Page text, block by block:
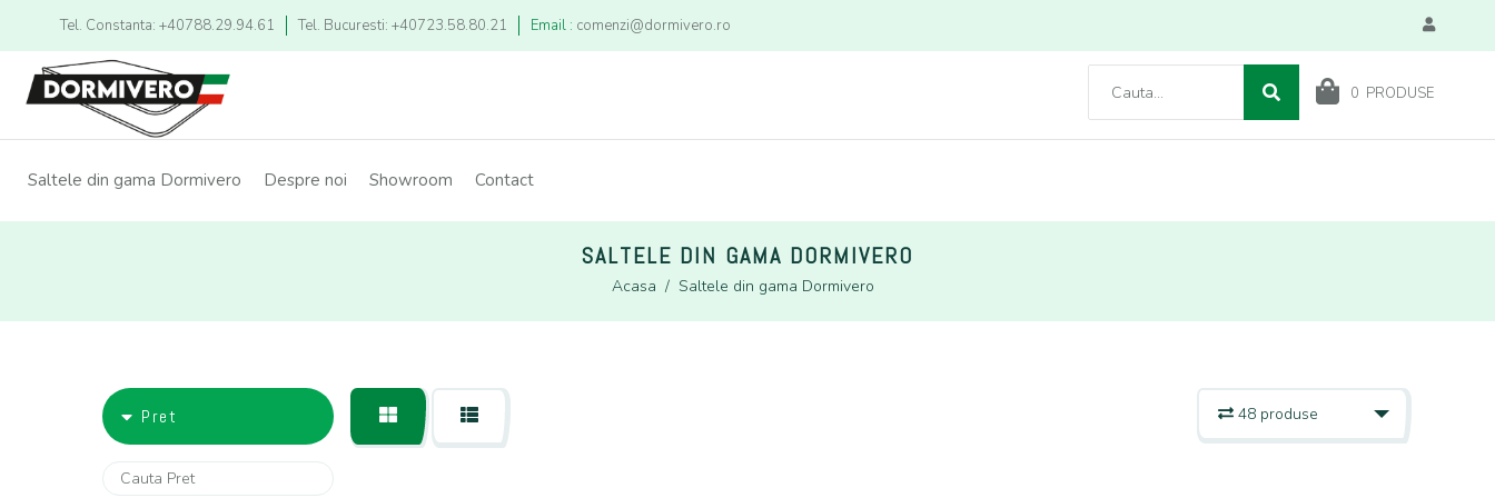
Tel. Constanta: +40788.29.94.61 Tel. Bucuresti: +40723.58.80.21 Email : comenzi@dormivero.ro
0 PRODUSE
Saltele din gama Dormivero Despre noi Showroom Contact
SALTELE DIN GAMA DORMIVERO
Acasa / Saltele din gama Dormivero
Pret 48 produse